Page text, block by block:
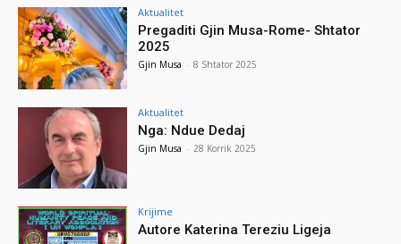
Aktualitet
Pregaditi Gjin Musa-Rome- Shtator
2025
Gjin Musa - 8 Shtator 2025
Aktualitet
Nga: Ndue Dedaj
Gjin Musa - 28 Korrik 2025
Krijime
Autore Katerina Tereziu Ligeja